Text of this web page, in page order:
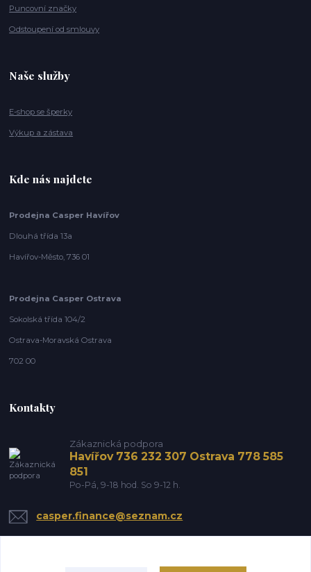
Puncovní značky
Odstoupení od smlouvy
Naše služby
E-shop se šperky
Výkup a zástava
Kde nás najdete
Prodejna Casper Havířov
Dlouhá třída 13a
Havířov-Město, 736 01
Prodejna Casper Ostrava
Sokolská třída 104/2
Ostrava-Moravská Ostrava
702 00
Kontakty
Zákaznická podpora
Havířov 736 232 307 Ostrava 778 585
851
Po-Pá, 9-18 hod. So 9-12 h.
casper.finance@seznam.cz